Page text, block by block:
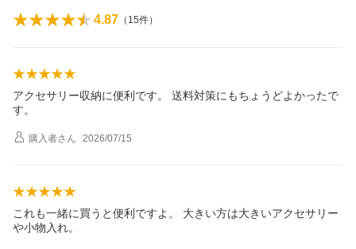
4.87 （ 15件）
アクセサリー収納に便利です。 送料対策にもちょうどよかったで
す。
購入者さん 2026/07/15
これも一緒に買うと便利ですよ。 大きい方は大きいアクセサリー
や小物入れ。